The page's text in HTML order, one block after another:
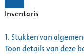
Inventaris
1. Stukken van
Toon details van deze